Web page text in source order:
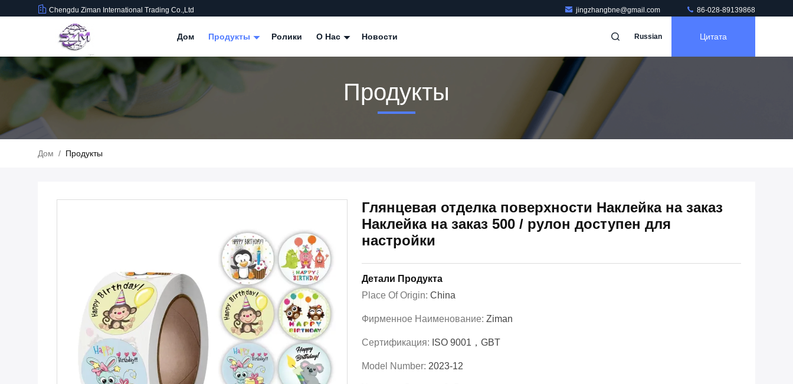
Chengdu Ziman International Trading Co.,Ltd jingzhangbne@gmail.com 86-028-89139868
Дом Продукты Ролики О Нас Новости Russian Цитата
Продукты
Дом / Продукты
Глянцевая отделка поверхности Наклейка на заказ
Наклейка на заказ 500 / рулон доступен для
настройки
Детали Продукта
Place Of Origin: China
Фирменное Наименование: Ziman
Сертификация: ISO 9001，GBT
Model Number: 2023-12